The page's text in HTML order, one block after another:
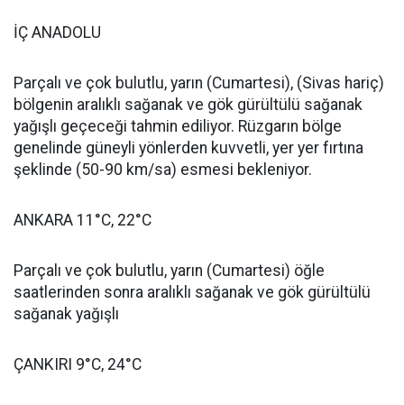
İÇ ANADOLU
Parçalı ve çok bulutlu, yarın (Cumartesi), (Sivas hariç)
bölgenin aralıklı sağanak ve gök gürültülü sağanak
yağışlı geçeceği tahmin ediliyor. Rüzgarın bölge
genelinde güneyli yönlerden kuvvetli, yer yer fırtına
şeklinde (50-90 km/sa) esmesi bekleniyor.
ANKARA 11°C, 22°C
Parçalı ve çok bulutlu, yarın (Cumartesi) öğle
saatlerinden sonra aralıklı sağanak ve gök gürültülü
sağanak yağışlı
ÇANKIRI 9°C, 24°C